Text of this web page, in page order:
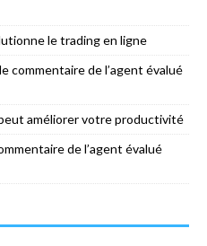
le trading en ligne
commentaire de l’agent évalué
améliorer votre productivité
de l’agent évalué